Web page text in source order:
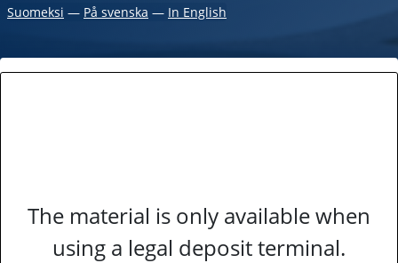
Suomeksi ― På svenska ― In English
The material is only available when
using a legal deposit terminal.